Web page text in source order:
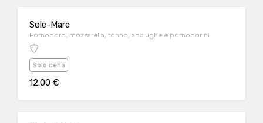
Sole-Mare
Pomodoro, mozzarella, tonno, acciughe e pomodorini
Solo cena
12.00 €